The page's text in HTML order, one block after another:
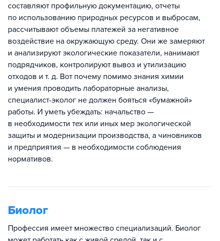
составляют профильную документацию, отчеты
по использованию природных ресурсов и выбросам,
рассчитывают объемы платежей за негативное
воздействие на окружающую среду. Они же замеряют
и анализируют экологические показатели, нанимают
подрядчиков, контролируют вывоз и утилизацию
отходов и т. д. Вот почему помимо знания химии
и умения проводить лабораторные анализы,
специалист-эколог не должен бояться «бумажной»
работы. И уметь убеждать: начальство —
в необходимости тех или иных мер экологической
защиты и модернизации производства, а чиновников
и предприятия — в необходимости соблюдения
нормативов.
Биолог
Профессия имеет множество специализаций. Биолог